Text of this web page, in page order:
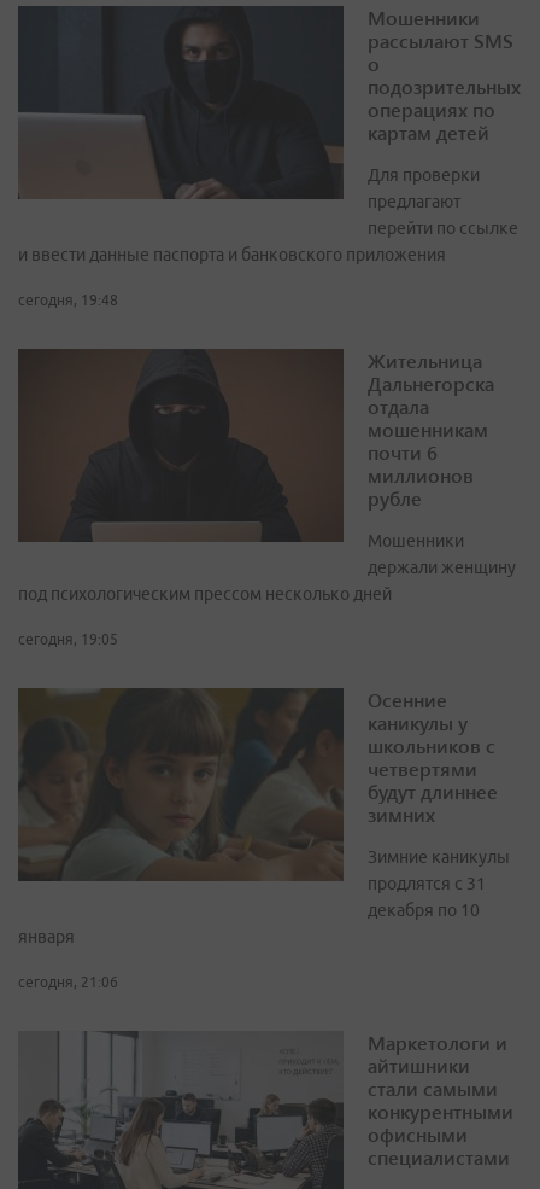
Мошенники
рассылают SMS
о
подозрительных
операциях по
картам детей
Для проверки
предлагают
перейти по ссылке
и ввести данные паспорта и банковского приложения
сегодня, 19:48
Жительница
Дальнегорска
отдала
мошенникам
почти 6
миллионов
рубле
Мошенники
держали женщину
под психологическим прессом несколько дней
сегодня, 19:05
Осенние
каникулы у
школьников с
четвертями
будут длиннее
зимних
Зимние каникулы
продлятся с 31
декабря по 10
января
сегодня, 21:06
Маркетологи и
айтишники
стали самыми
конкурентными
офисными
специалистами